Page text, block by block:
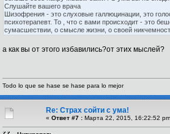
Слушайте вашего врача
Шизофрения - это слуховые галлюцинации, это
психотерапевт. То , что с вами происходит - это
сумасшествии, о смысле жизни, о своей
а как вы от этого избавились?от этих мыслей?
Todo lo que se hase se hase para lo mejor
Re: Страх сойти с ума!
« Ответ #7 : Марта 22, 2015, 16:22:52